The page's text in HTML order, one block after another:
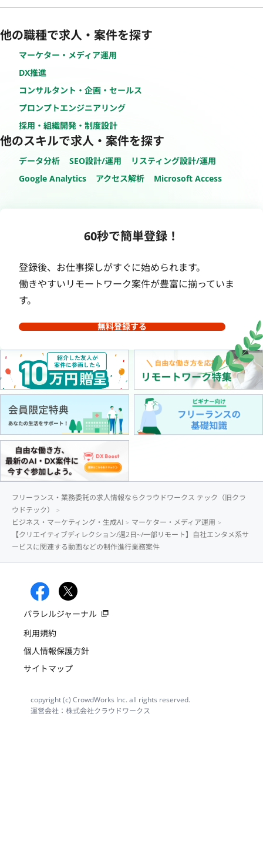
他の職種で求人・案件を探す
マーケター・メディア運用
DX推進
コンサルタント・企画・セールス
プロンプトエンジニアリング
採用・組織開発・制度設計
他のスキルで求人・案件を探す
データ分析 SEO設計/運用
リスティング設計/運用
Google Analytics
アクセス解析 Microsoft Access
60秒で簡単登録！
登録後、お仕事探しがすぐに始められます。
働きやすいリモートワーク案件が豊富に揃っていま
す。
無料登録する
フリーランス・業務委託の求人情報ならクラウドワークス テック（旧クラ
ウドテック）
ビジネス・マーケティング・生成AI
マーケター・メディア運用
【クリエイティブディレクション/週2日~/一部リモート】自社エンタメ系サ
ービスに関連する動画などの制作進行業務案件
パラレルジャーナル
利用規約
個人情報保護方針
サイトマップ
copyright (c) CrowdWorks Inc. all rights reserved.
運営会社：株式会社クラウドワークス